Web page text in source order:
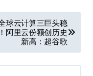
球云计算三巨头稳
阿里云份额创历史
新高：超谷歌